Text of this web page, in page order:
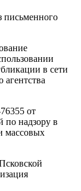
письменного
в сети
агентства
от
по надзору в
массовых